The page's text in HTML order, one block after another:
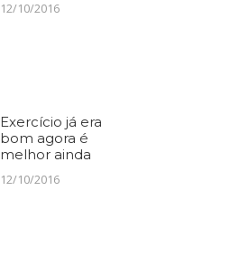
12/10/2016
Exercício já era
bom agora é
melhor ainda
12/10/2016